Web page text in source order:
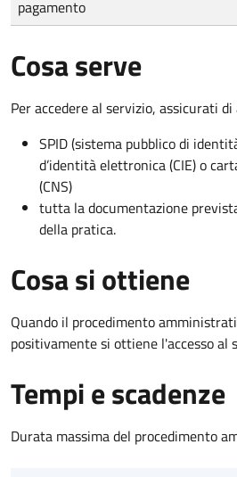
pagamento
Cosa serve
Per accedere al servizio, assicurati di
SPID (sistema pubblico di
d’identità elettronica (CIE) o
(CNS)
tutta la documentazione
della pratica.
Cosa si ottiene
Quando il procedimento
positivamente si ottiene l'accesso al
Tempi e scadenze
Durata massima del procedimento